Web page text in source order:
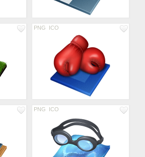
PNG ICO
PNG ICO